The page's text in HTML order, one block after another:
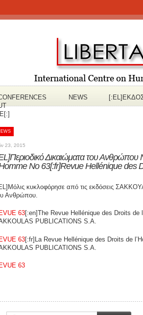
NEWS
23, 2015
Δικαιώματα του
Homme No 63[:fr]Revue Hellénique des
κυκλοφόρησε από τις εκδόσεις
Ανθρώπου.
63[:en]The Revue Hellénique des Droits de
PUBLICATIONS S.A.
63[:fr]La Revue Hellénique des Droits de
PUBLICATIONS S.A.
63